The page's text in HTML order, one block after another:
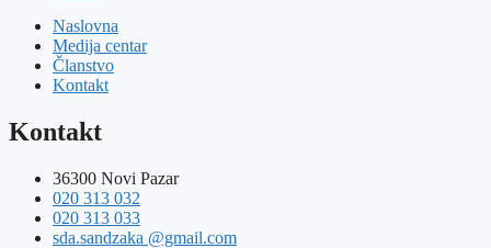
Naslovna
Medija centar
Članstvo
Kontakt
Kontakt
36300 Novi Pazar
020 313 032
020 313 033
sda.sandzaka @gmail.com